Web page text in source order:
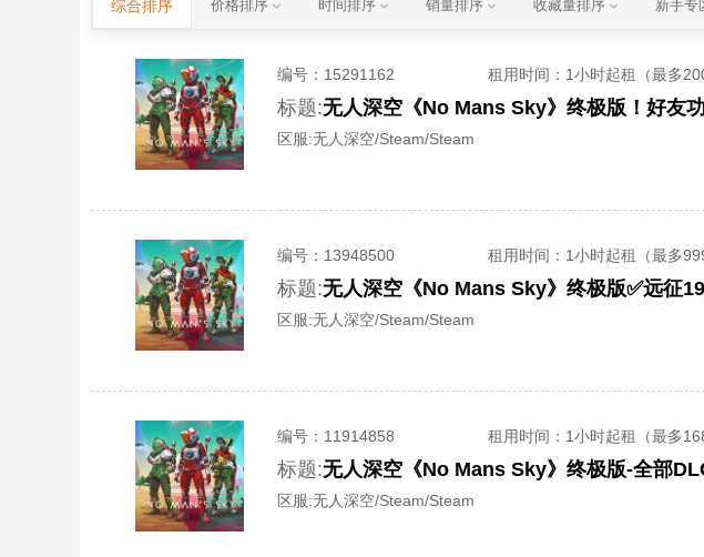
综合排序 价格排序 时间排序 销量排序 收藏量排序 新手专
编号： 15291162 租用时间 ：1小时起租（最多
标题:无人深空《No Mans Sky》终极版！好友
区服:无人深空/Steam/Steam
编号： 13948500 租用时间 ：1小时起租（最多
标题:无人深空《No Mans Sky》终极版✅远征
区服:无人深空/Steam/Steam
编号： 11914858 租用时间 ：1小时起租（最多
标题:无人深空《No Mans Sky》终极版-全部
区服:无人深空/Steam/Steam